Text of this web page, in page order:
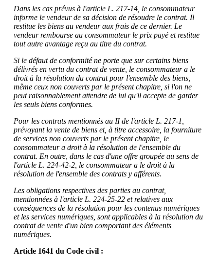
Dans les cas prévus à l'article L. 217-14, le consommateur
informe le vendeur de sa décision de résoudre le contrat. Il
restitue les biens au vendeur aux frais de ce dernier. Le
vendeur rembourse au consommateur le prix payé et restitue
tout autre avantage reçu au titre du contrat.
Si le défaut de conformité ne porte que sur certains biens
délivrés en vertu du contrat de vente, le consommateur a le
droit à la résolution du contrat pour l'ensemble des biens,
même ceux non couverts par le présent chapitre, si l'on ne
peut raisonnablement attendre de lui qu'il accepte de garder
les seuls biens conformes.
Pour les contrats mentionnés au II de l'article L. 217-1,
prévoyant la vente de biens et, à titre accessoire, la fourniture
de services non couverts par le présent chapitre, le
consommateur a droit à la résolution de l'ensemble du
contrat. En outre, dans le cas d'une offre groupée au sens de
l'article L. 224-42-2, le consommateur a le droit à la
résolution de l'ensemble des contrats y afférents.
Les obligations respectives des parties au contrat,
mentionnées à l'article L. 224-25-22 et relatives aux
conséquences de la résolution pour les contenus numériques
et les services numériques, sont applicables à la résolution du
contrat de vente d'un bien comportant des éléments
numériques.
Article 1641 du Code civil :